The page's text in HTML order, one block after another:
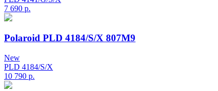
7 690 р.
Polaroid PLD 4184/S/X 807M9
New
PLD 4184/S/X
10 790 р.